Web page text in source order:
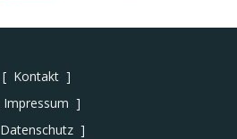
Kontakt
Impressum
Datenschutz